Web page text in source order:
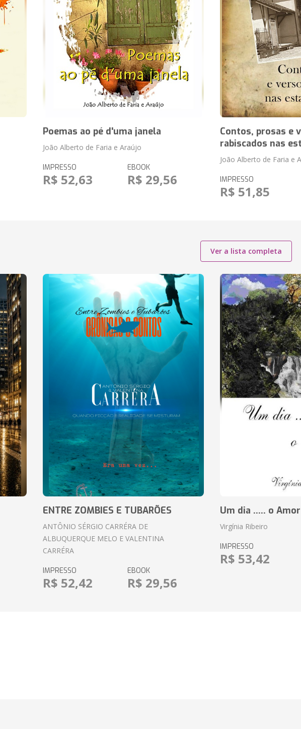
Poemas ao pé d'uma janela
João Alberto de Faria e Araújo
IMPRESSO
R$ 52,63
EBOOK
R$ 29,56
Contos, prosas e
rabiscados nas
João Alberto de Faria e
IMPRESSO
R$ 51,85
Ver a lista completa
ENTRE ZOMBIES E TUBARÕES
ANTÔNIO SÉRGIO CARRÉRA DE
ALBUQUERQUE MELO E VALENTINA
CARRÉRA
IMPRESSO
R$ 52,42
EBOOK
R$ 29,56
Um dia ..... o Amor
Virgínia Ribeiro
IMPRESSO
R$ 53,42